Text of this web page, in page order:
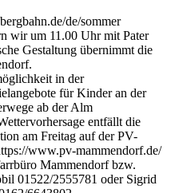
de/sommer
wir um 11.00 Uhr mit Pater
Gestaltung übernimmt die
in der
für Kinder an der
ab der Alm
entfällt die
am Freitag auf der PV-
www.pv-mammendorf.de/
Mammendorf bzw.
01522/2555781 oder Sigrid